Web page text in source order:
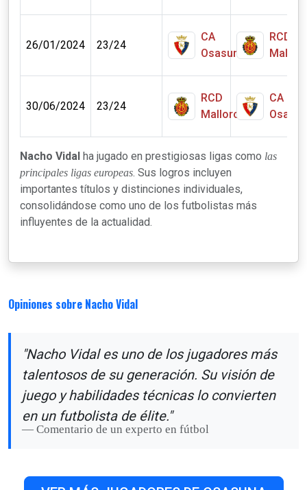
26/01/2024 23/24
CA
Osasuna
RCD
30/06/2024 23/24
RCD
Mallorca
CA
Nacho Vidal ha jugado en prestigiosas ligas como las
principales ligas europeas. Sus logros incluyen
importantes títulos y distinciones individuales,
consolidándose como uno de los futbolistas más
influyentes de la actualidad.
Opiniones sobre Nacho Vidal
"Nacho Vidal es uno de los jugadores más
talentosos de su generación. Su visión de
juego y habilidades técnicas lo convierten
en un futbolista de élite."
Comentario de un experto en fútbol